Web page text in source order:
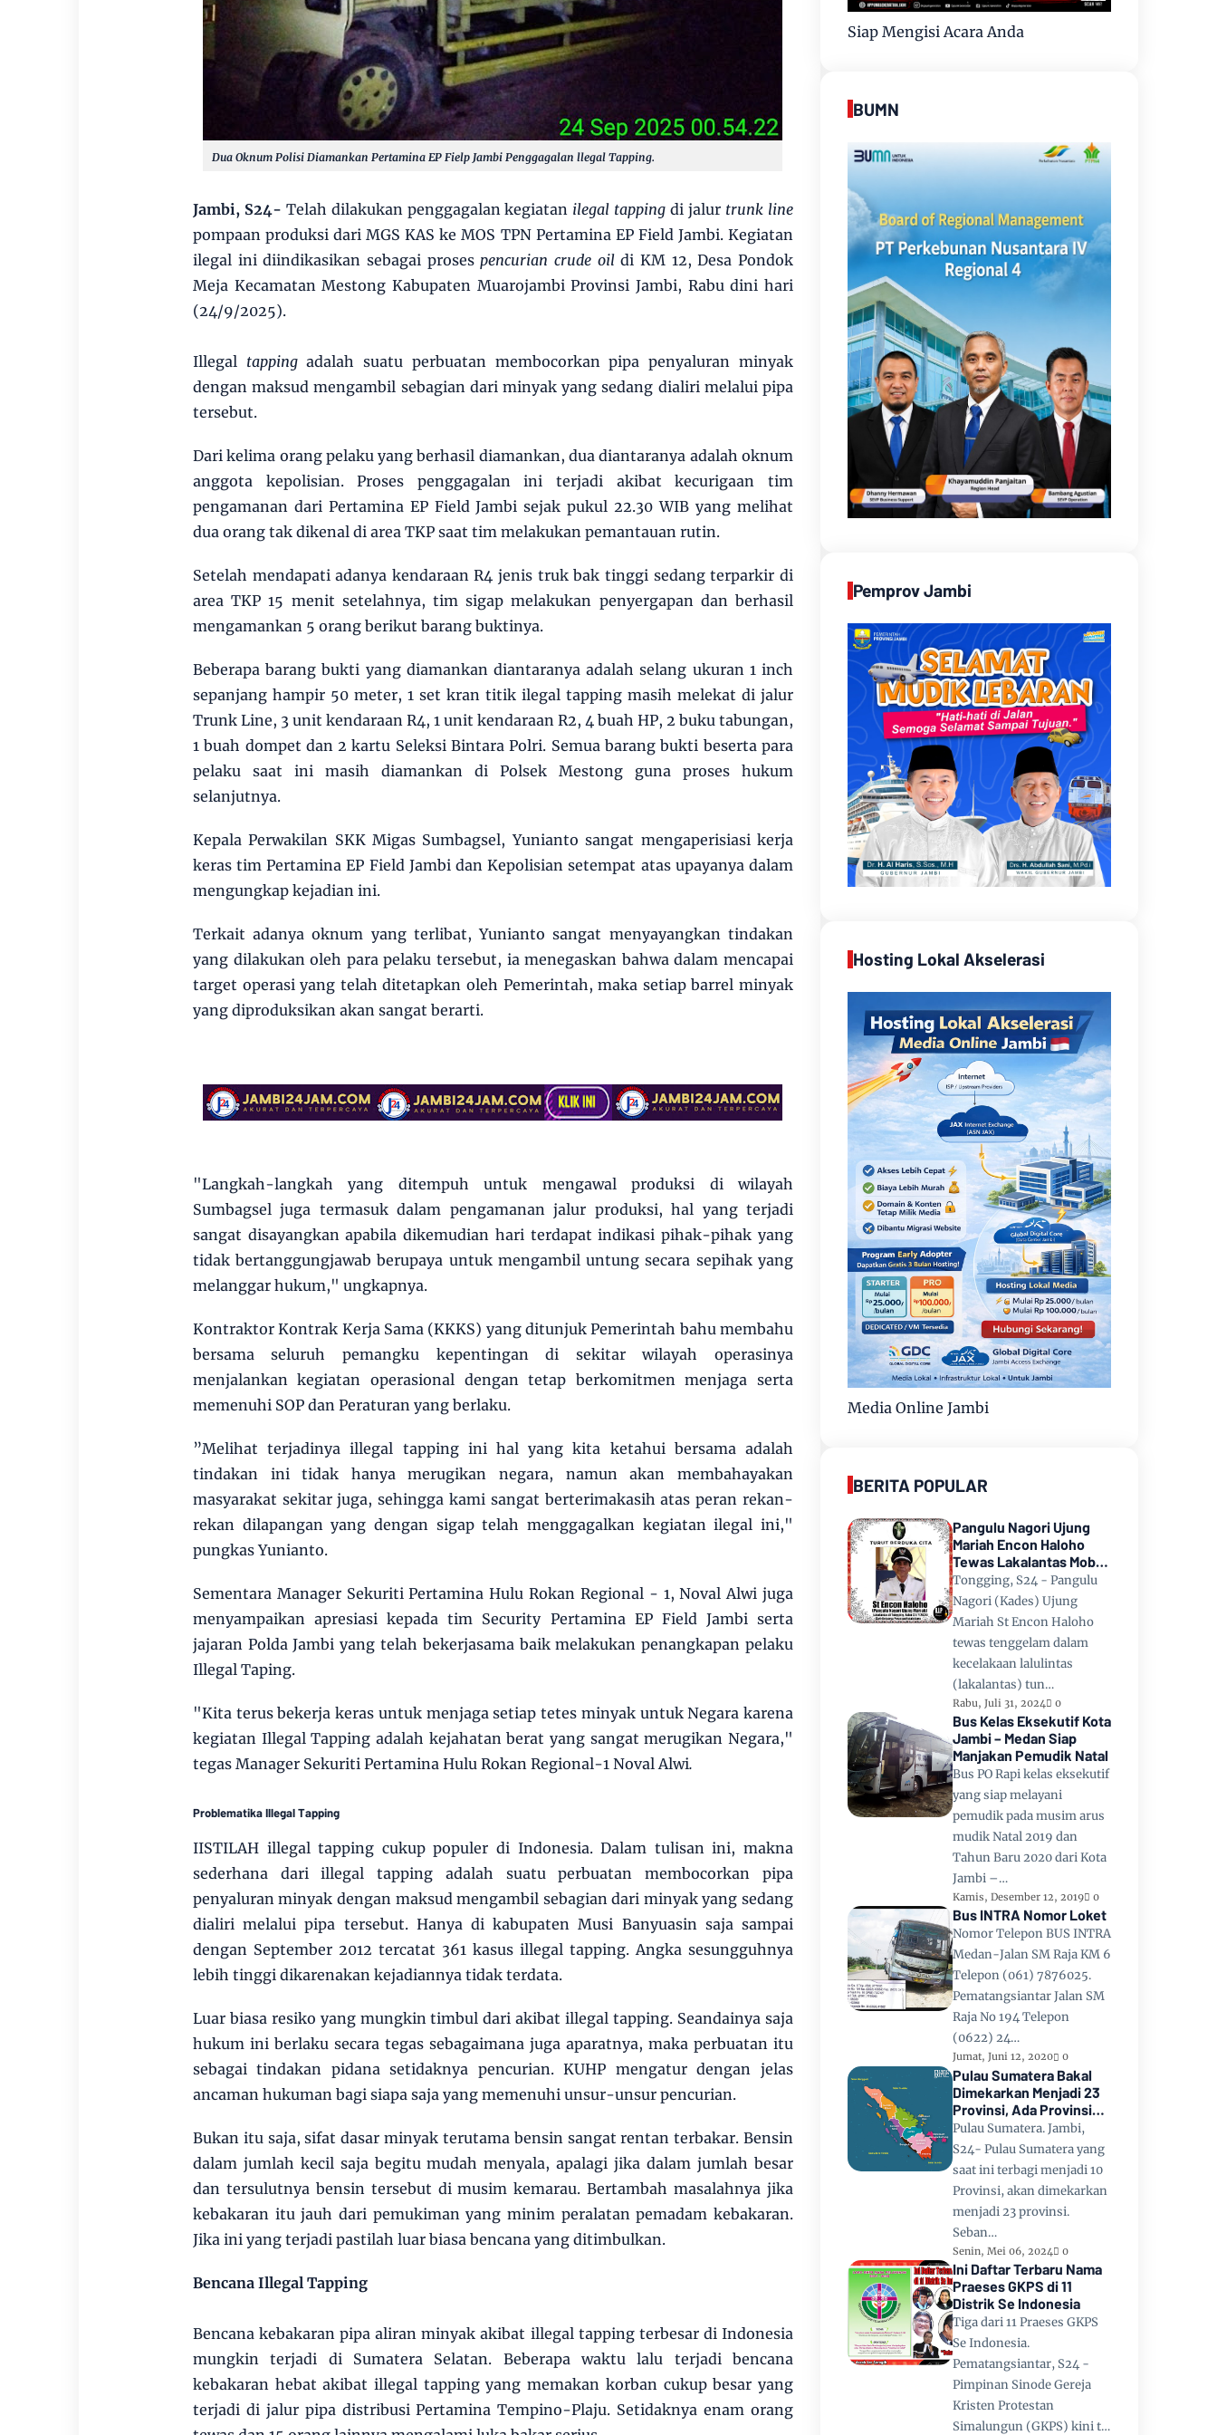
Dua Oknum Polisi Diamankan Pertamina EP Fielp Jambi Penggagalan llegal Tapping.
Jambi, S24- Telah dilakukan penggagalan kegiatan ilegal tapping di jalur trunk line
pompaan produksi dari MGS KAS ke MOS TPN Pertamina EP Field Jambi. Kegiatan
ilegal ini diindikasikan sebagai prosespencurian crude oildi KM 12, Desa Pondok
Meja Kecamatan Mestong Kabupaten Muarojambi Provinsi Jambi, Rabu dini hari
(24/9/2025).
Illegal tappingadalah suatu perbuatan membocorkan pipa penyaluran minyak
dengan maksud mengambil sebagian dari minyak yang sedang dialiri melalui pipa
tersebut.
Dari kelima orang pelaku yang berhasil diamankan, dua diantaranya adalah oknum
anggota kepolisian. Proses penggagalan ini terjadi akibat kecurigaan tim
pengamanan dari Pertamina EP Field Jambi sejak pukul 22.30 WIB yang melihat
dua orang tak dikenal di area TKP saat tim melakukan pemantauan rutin.
Setelah mendapati adanya kendaraan R4 jenis truk bak tinggi sedang terparkir di
area TKP 15 menit setelahnya, tim sigap melakukan penyergapan dan berhasil
mengamankan 5 orang berikut barang buktinya.
Beberapa barang bukti yang diamankan diantaranya adalah selang ukuran 1 inch
sepanjang hampir 50 meter, 1 set kran titik ilegal tapping masih melekat di jalur
Trunk Line, 3 unit kendaraan R4, 1 unit kendaraan R2, 4 buah HP, 2 buku tabungan,
1 buah dompet dan 2 kartu Seleksi Bintara Polri. Semua barang bukti beserta para
pelaku saat ini masih diamankan di Polsek Mestong guna proses hukum
selanjutnya.
Kepala Perwakilan SKK Migas Sumbagsel, Yunianto sangat mengaperisiasi kerja
keras tim Pertamina EP Field Jambi dan Kepolisian setempat atas upayanya dalam
mengungkap kejadian ini.
Terkait adanya oknum yang terlibat, Yunianto sangat menyayangkan tindakan
yang dilakukan oleh para pelaku tersebut, ia menegaskan bahwa dalam mencapai
target operasi yang telah ditetapkan oleh Pemerintah, maka setiap barrel minyak
yang diproduksikan akan sangat berarti.
"Langkah-langkah yang ditempuh untuk mengawal produksi di wilayah
Sumbagsel juga termasuk dalam pengamanan jalur produksi, hal yang terjadi
sangat disayangkan apabila dikemudian hari terdapat indikasi pihak-pihak yang
tidak bertanggungjawab berupaya untuk mengambil untung secara sepihak yang
melanggar hukum," ungkapnya.
Kontraktor Kontrak Kerja Sama (KKKS) yang ditunjuk Pemerintah bahu membahu
bersama seluruh pemangku kepentingan di sekitar wilayah operasinya
menjalankan kegiatan operasional dengan tetap berkomitmen menjaga serta
memenuhi SOP dan Peraturan yang berlaku.
”Melihat terjadinya illegal tapping ini hal yang kita ketahui bersama adalah
tindakan ini tidak hanya merugikan negara, namun akan membahayakan
masyarakat sekitar juga, sehingga kami sangat berterimakasih atas peran rekan-
rekan dilapangan yang dengan sigap telah menggagalkan kegiatan ilegal ini,"
pungkas Yunianto.
Sementara Manager Sekuriti Pertamina Hulu Rokan Regional - 1, Noval Alwi juga
menyampaikan apresiasi kepada tim Security Pertamina EP Field Jambi serta
jajaran Polda Jambi yang telah bekerjasama baik melakukan penangkapan pelaku
Illegal Taping.
"Kita terus bekerja keras untuk menjaga setiap tetes minyak untuk Negara karena
kegiatan Illegal Tapping adalah kejahatan berat yang sangat merugikan Negara,"
tegas Manager Sekuriti Pertamina Hulu Rokan Regional-1 Noval Alwi.
Problematika Illegal Tapping
IISTILAH illegal tapping cukup populer di Indonesia. Dalam tulisan ini, makna
sederhana dari illegal tapping adalah suatu perbuatan membocorkan pipa
penyaluran minyak dengan maksud mengambil sebagian dari minyak yang sedang
dialiri melalui pipa tersebut. Hanya di kabupaten Musi Banyuasin saja sampai
dengan September 2012 tercatat 361 kasus illegal tapping. Angka sesungguhnya
lebih tinggi dikarenakan kejadiannya tidak terdata.
Luar biasa resiko yang mungkin timbul dari akibat illegal tapping. Seandainya saja
hukum ini berlaku secara tegas sebagaimana juga aparatnya, maka perbuatan itu
sebagai tindakan pidana setidaknya pencurian. KUHP mengatur dengan jelas
ancaman hukuman bagi siapa saja yang memenuhi unsur-unsur pencurian.
Bukan itu saja, sifat dasar minyak terutama bensin sangat rentan terbakar. Bensin
dalam jumlah kecil saja begitu mudah menyala, apalagi jika dalam jumlah besar
dan tersulutnya bensin tersebut di musim kemarau. Bertambah masalahnya jika
kebakaran itu jauh dari pemukiman yang minim peralatan pemadam kebakaran.
Jika ini yang terjadi pastilah luar biasa bencana yang ditimbulkan.
Bencana Illegal Tapping
Bencana kebakaran pipa aliran minyak akibat illegal tapping terbesar di Indonesia
mungkin terjadi di Sumatera Selatan. Beberapa waktu lalu terjadi bencana
kebakaran hebat akibat illegal tapping yang memakan korban cukup besar yang
terjadi di jalur pipa distribusi Pertamina Tempino-Plaju. Setidaknya enam orang
Siap Mengisi Acara Anda
BUMN
Pemprov Jambi
Hosting Lokal Akselerasi
Media Online Jambi
BERITA POPULAR
Pangulu Nagori Ujung
Mariah Encon Haloho
Tewas Lakalantas Mobil
Terjun ke Danau Toba di
Tongging
Tongging, S24 - Pangulu
Nagori (Kades) Ujung
Mariah St Encon Haloho
tewas tenggelam dalam
kecelakaan lalulintas
(lakalantas) tun…
Rabu, Juli 31, 2024 0
Bus Kelas Eksekutif Kota
Jambi – Medan Siap
Manjakan Pemudik Natal
Bus PO Rapi kelas eksekutif
yang siap melayani
pemudik pada musim arus
mudik Natal 2019 dan
Tahun Baru 2020 dari Kota
Jambi –…
Kamis, Desember 12, 2019 0
Bus INTRA Nomor Loket
Nomor Telepon BUS INTRA
Medan-Jalan SM Raja KM 6
Telepon (061) 7876025.
Pematangsiantar Jalan SM
Raja No 194 Telepon
(0622) 24…
Jumat, Juni 12, 2020 0
Pulau Sumatera Bakal
Dimekarkan Menjadi 23
Provinsi, Ada Provinsi
Toba Raya dan Provinsi
Tapanuli
Pulau Sumatera. Jambi,
S24- Pulau Sumatera yang
saat ini terbagi menjadi 10
Provinsi, akan dimekarkan
menjadi 23 provinsi.
Seban…
Senin, Mei 06, 2024 0
Ini Daftar Terbaru Nama
Praeses GKPS di 11
Distrik Se Indonesia
Tiga dari 11 Praeses GKPS
Se Indonesia.
Pematangsiantar, S24 -
Pimpinan Sinode Gereja
Kristen Protestan
Simalungun (GKPS) kini t…